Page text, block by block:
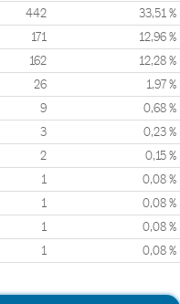
442 33,51 %
171 12,96 %
162 12,28 %
26 1,97 %
9 0,68 %
3 0,23 %
2 0,15 %
1 0,08 %
1 0,08 %
1 0,08 %
1 0,08 %